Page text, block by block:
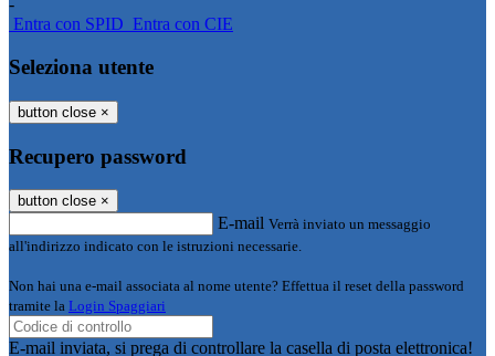
-
Entra con SPID Entra con CIE
Seleziona utente
button close ×
Recupero password
button close ×
E-mail Verrà inviato un messaggio
all'indirizzo indicato con le istruzioni necessarie.
Non hai una e-mail associata al nome utente? Effettua il reset della password
tramite la Login Spaggiari
E-mail inviata, si prega di controllare la casella di posta elettronica!